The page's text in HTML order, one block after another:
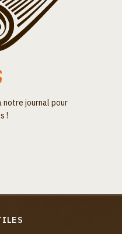
journal pour
!